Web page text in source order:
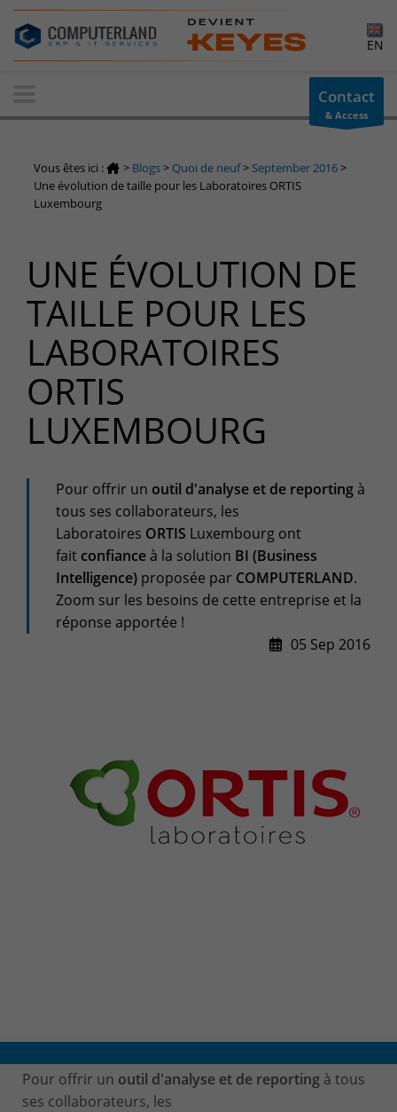
Contact-us
Information request
contact us
+32(0)800 12 512
Customer area
Access to the information area reserved for customers:
Customer area
Services Center
Support for incidents & service requests
+32(0)800/12.712 (Fr)
+32(0)800/12.812 (Nl)
support-cpld@keyes.eu
Delivery
+32(0)4 239.89.39
logistics-cpld@keyes.eu
Billing service
invoice-cpld@keyes.eu
EN
Contact
& Access
Vous êtes ici : > Blogs> Quoi de neuf> September 2016>
Une évolution de taille pour les Laboratoires ORTIS
Luxembourg
UNE ÉVOLUTION DE
TAILLE POUR LES
LABORATOIRES
ORTIS
LUXEMBOURG
Pour offrir un outil d'analyse et de reportingà
tous ses collaborateurs, les
Laboratoires ORTIS Luxembourg ont
fait confianceà la solution BI (Business
Intelligence) proposée par COMPUTERLAND.
Zoom sur les besoins de cette entreprise et la
réponse apportée !
05 Sep 2016
Pour offrir un outil d'analyse et de reporting à tous
ses collaborateurs, les